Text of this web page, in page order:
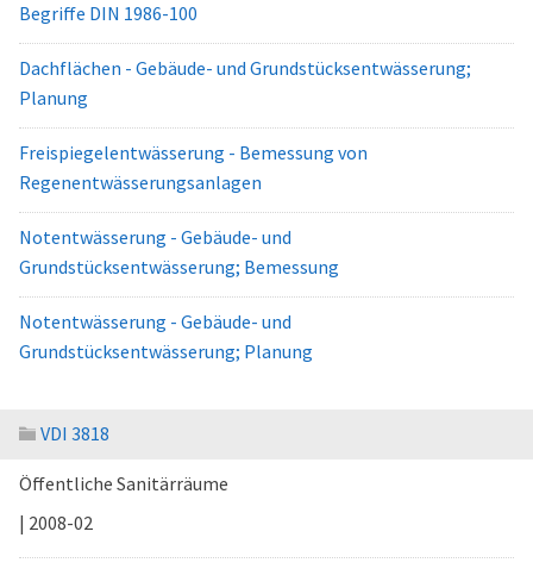
Begriffe DIN 1986-100
Dachflächen - Gebäude- und Grundstücksentwässerung;
Planung
Freispiegelentwässerung - Bemessung von
Regenentwässerungsanlagen
Notentwässerung - Gebäude- und
Grundstücksentwässerung; Bemessung
Notentwässerung - Gebäude- und
Grundstücksentwässerung; Planung
VDI 3818
Öffentliche Sanitärräume
| 2008-02